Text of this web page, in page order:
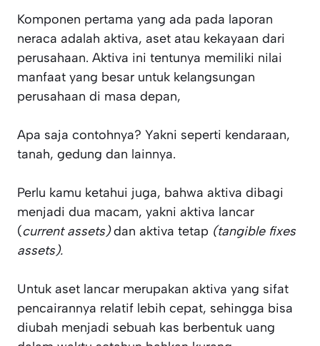
Komponen pertama yang ada pada laporan
neraca adalah aktiva, aset atau kekayaan dari
perusahaan. Aktiva ini tentunya memiliki nilai
manfaat yang besar untuk kelangsungan
perusahaan di masa depan,
Apa saja contohnya? Yakni seperti kendaraan,
tanah, gedung dan lainnya.
Perlu kamu ketahui juga, bahwa aktiva dibagi
menjadi dua macam, yakni aktiva lancar
(current assets)dan aktiva tetap (tangible fixes
assets).
Untuk aset lancar merupakan aktiva yang sifat
pencairannya relatif lebih cepat, sehingga bisa
diubah menjadi sebuah kas berbentuk uang